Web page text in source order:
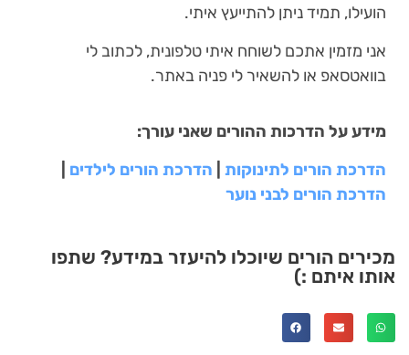
הועילו, תמיד ניתן להתייעץ איתי.
אני מזמין אתכם לשוחח איתי טלפונית, לכתוב לי
בוואטסאפ או להשאיר לי פניה באתר.
מידע על הדרכות ההורים שאני עורך:
הדרכת הורים לתינוקות
הדרכת הורים לילדים
הדרכת הורים לבני נוער
מכירים הורים שיוכלו להיעזר במידע? שתפו
אותו איתם :)